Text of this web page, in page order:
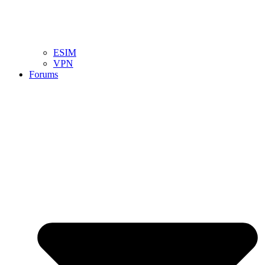
ESIM
VPN
Forums